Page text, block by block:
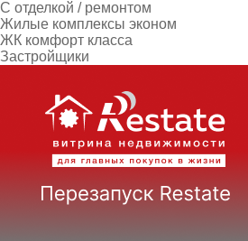
С отделкой / ремонтом
Жилые комплексы эконом
ЖК комфорт класса
Застройщики